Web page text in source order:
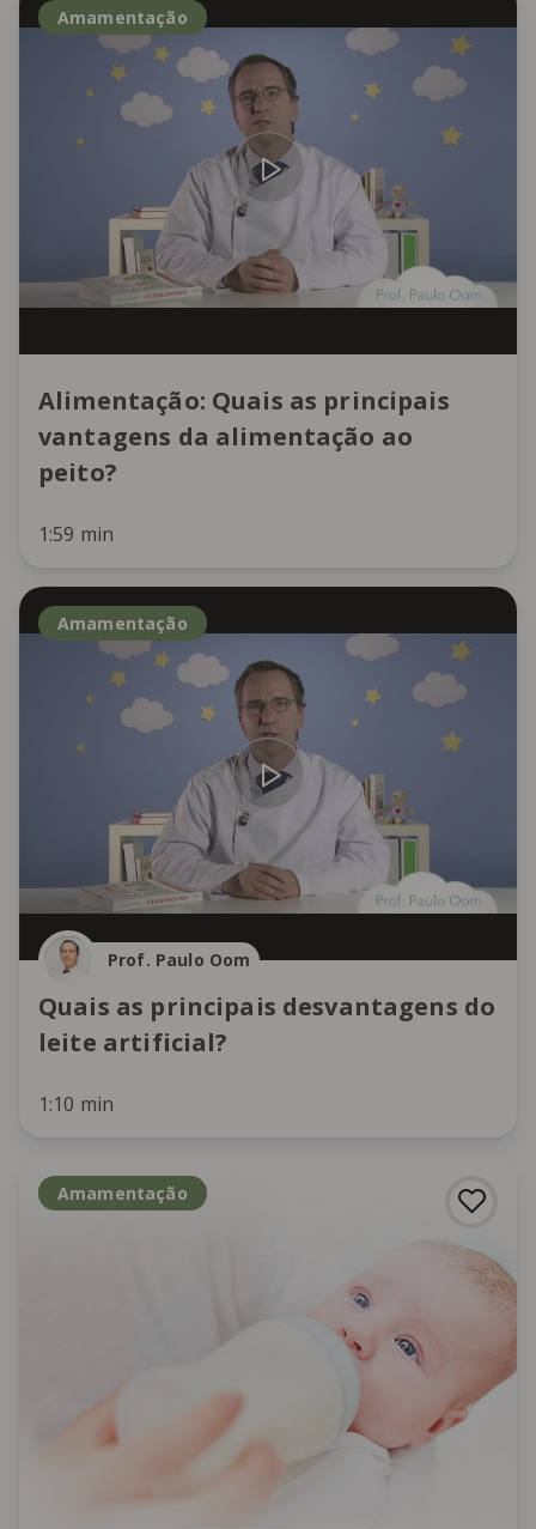
Amamentação
Alimentação: Quais as principais
vantagens da alimentação ao
peito?
1:59 min
Amamentação
Prof. Paulo Oom
Quais as principais desvantagens do
leite artificial?
1:10 min
Amamentação